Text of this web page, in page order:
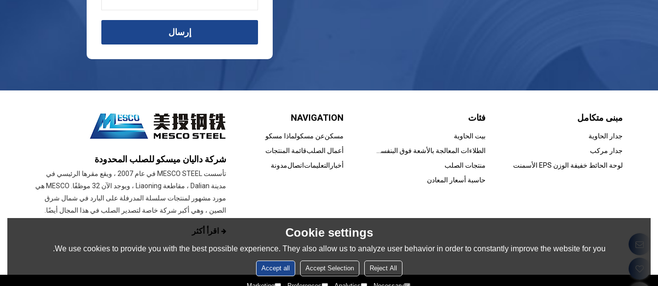
إرسال
شركة داليان ميسكو للصلب المحدودة
تأسست MESCO STEEL في عام 2007 ، ويقع مقرها الرئيسي في
مدينة Dalian ، مقاطعة Liaoning ، ويوجد الآن 32 موظفًا. MESCO هي
مورد مشهور لمنتجات سلسلة المدرفلة على البارد في شمال شرق
الصين ، وهي أكبر شركة خاصة لتصدير الصلب في هذا المجال أيضًا.
اقرأ أكثر
NAVIGATION
مسكنعن مسكولماذا مسكو
أعمال الصلبقائمة المنتجات
أخبار التعليماتاتصالمدونة
فئات
بيت الحاوية
الطلاءات المعالجة بالأشعة فوق البنفسجية
منتجات الصلب
حاسبة أسعار المعادن
مبنى متكامل
جدار الحاوية
جدار مركب
لوحة الحائط خفيفة الوزن EPS الأسمنت
Cookie settings
We use cookies to provide you with the best possible experience. They also allow us to analyze user behavior in order to constantly improve the website for you.
Reject All
Accept Selection
Accept all